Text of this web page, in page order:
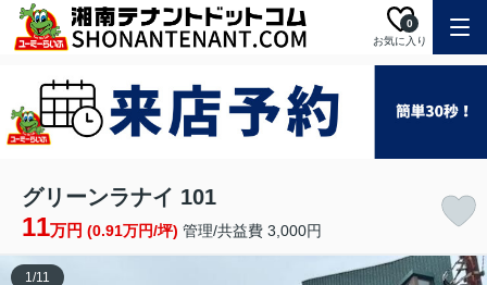
お気に入り
0
グリーンラナイ 101
11万円 (0.91万円/坪) 管理/共益費 3,000円
1/11